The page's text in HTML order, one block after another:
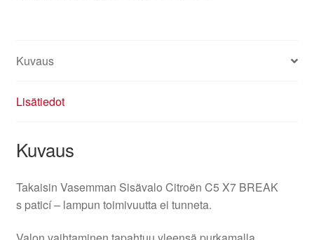
Kuvaus
Lisätiedot
Kuvaus
Takaisin Vasemman Sisävalo Citroën C5 X7 BREAK
s paticí – lampun toimivuutta ei tunneta.